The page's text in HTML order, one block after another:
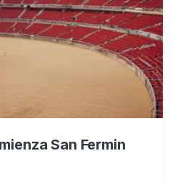
San Fermin